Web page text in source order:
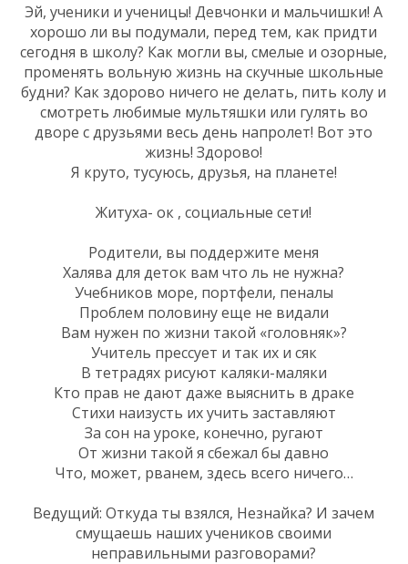
Эй, ученики и ученицы! Девчонки и мальчишки! А
хорошо ли вы подумали, перед тем, как придти
сегодня в школу? Как могли вы, смелые и озорные,
променять вольную жизнь на скучные школьные
будни? Как здорово ничего не делать, пить колу и
смотреть любимые мультяшки или гулять во
дворе с друзьями весь день напролет! Вот это
жизнь! Здорово!
Я круто, тусуюсь, друзья, на планете!
Житуха- ок , социальные сети!
Родители, вы поддержите меня
Халява для деток вам что ль не нужна?
Учебников море, портфели, пеналы
Проблем половину еще не видали
Вам нужен по жизни такой «головняк»?
Учитель прессует и так их и сяк
В тетрадях рисуют каляки-маляки
Кто прав не дают даже выяснить в драке
Стихи наизусть их учить заставляют
За сон на уроке, конечно, ругают
От жизни такой я сбежал бы давно
Что, может, рванем, здесь всего ничего…
Ведущий: Откуда ты взялся, Незнайка? И зачем
смущаешь наших учеников своими
неправильными разговорами?